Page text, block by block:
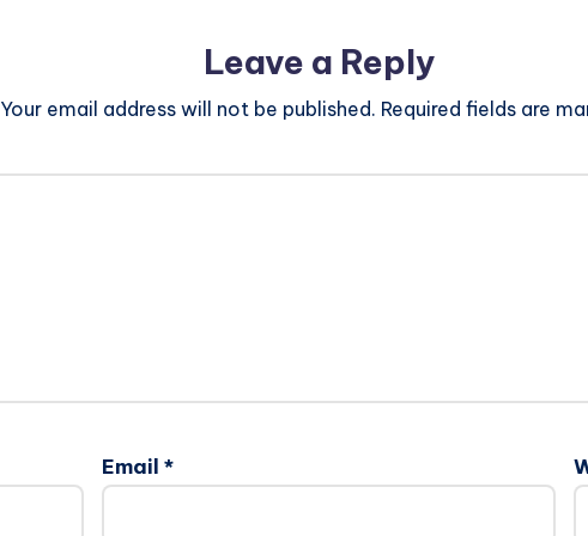
Leave a Reply
Your email address will not be published. Required fields are
Email *